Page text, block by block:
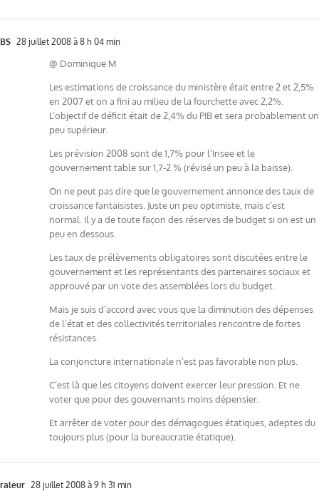
BS 28 juillet 2008 à 8 h 04 min
@ Dominique M
Les estimations de croissance du ministère était entre 2 et 2,5%
en 2007 et on a fini au milieu de la fourchette avec 2,2%.
L’objectif de déficit était de 2,4% du PIB et sera probablement un
peu supérieur.
Les prévision 2008 sont de 1,7% pour l’Insee et le
gouvernement table sur 1,7-2 % (révisé un peu à la baisse).
On ne peut pas dire que le gouvernement annonce des taux de
croissance fantaisistes. Juste un peu optimiste, mais c’est
normal. Il y a de toute façon des réserves de budget si on est un
peu en dessous.
Les taux de prélèvements obligatoires sont discutées entre le
gouvernement et les représentants des partenaires sociaux et
approuvé par un vote des assemblées lors du budget.
Mais je suis d’accord avec vous que la diminution des dépenses
de l’état et des collectivités territoriales rencontre de fortes
résistances.
La conjoncture internationale n’est pas favorable non plus.
C’est là que les citoyens doivent exercer leur pression. Et ne
voter que pour des gouvernants moins dépensier.
Et arrêter de voter pour des démagogues étatiques, adeptes du
toujours plus (pour la bureaucratie étatique).
raleur 28 juillet 2008 à 9 h 31 min